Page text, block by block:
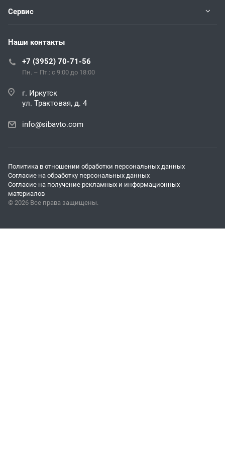
Сервис
Наши контакты
+7 (3952) 70-71-56
Пн. – Пт.: с 9:00 до 18:00
г. Иркутск
ул. Трактовая, д. 4
info@sibavto.com
Политика в отношении обработки персональных данных
Согласие на обработку персональных данных
Согласие на получение рекламных и информационных
материалов
© 2026 Все права защищены.